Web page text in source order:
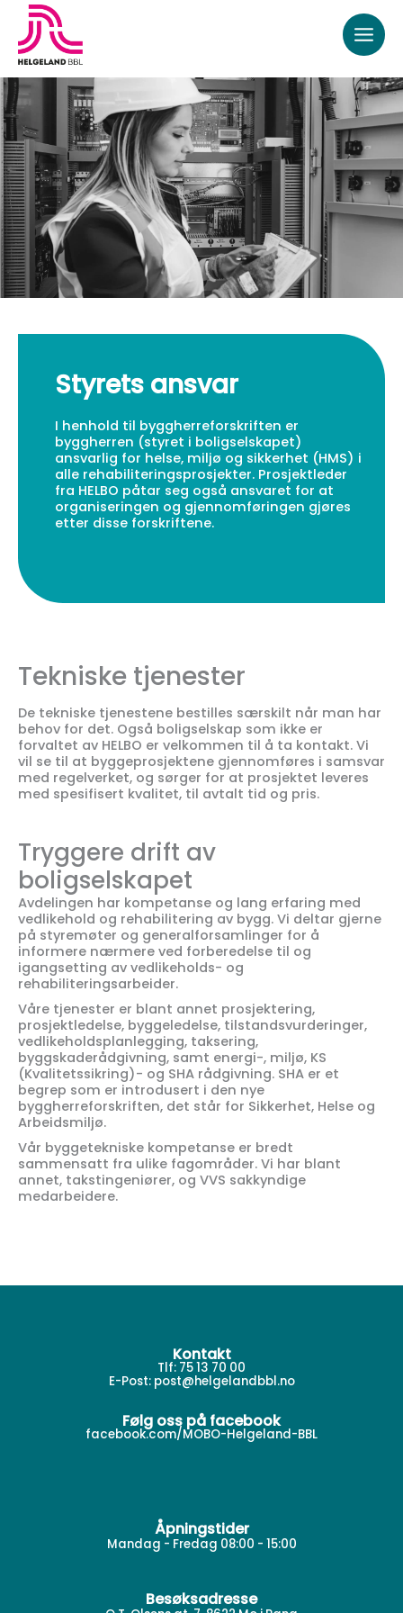
innholdet
Styrets ansvar
I henhold til byggherreforskriften er
byggherren (styret i boligselskapet)
ansvarlig for helse, miljø og sikkerhet (HMS) i
alle rehabiliteringsprosjekter. Prosjektleder
fra HELBO påtar seg også ansvaret for at
organiseringen og gjennomføringen gjøres
etter disse forskriftene.
Tekniske tjenester
De tekniske tjenestene bestilles særskilt når man har
behov for det. Også boligselskap som ikke er
forvaltet av HELBO er velkommen til å ta kontakt. Vi
vil se til at byggeprosjektene gjennomføres i samsvar
med regelverket, og sørger for at prosjektet leveres
med spesifisert kvalitet, til avtalt tid og pris.
Tryggere drift av
boligselskapet
Avdelingen har kompetanse og lang erfaring med
vedlikehold og rehabilitering av bygg. Vi deltar gjerne
på styremøter og generalforsamlinger for å
informere nærmere ved forberedelse til og
igangsetting av vedlikeholds- og
rehabiliteringsarbeider.
Våre tjenester er blant annet prosjektering,
prosjektledelse, byggeledelse, tilstandsvurderinger,
vedlikeholdsplanlegging, taksering,
byggskaderådgivning, samt energi-, miljø, KS
(Kvalitetssikring)- og SHA rådgivning. SHA er et
begrep som er introdusert i den nye
byggherreforskriften, det står for Sikkerhet, Helse og
Arbeidsmiljø.
Vår byggetekniske kompetanse er bredt
sammensatt fra ulike fagområder. Vi har blant
annet, takstingeniører, og VVS sakkyndige
medarbeidere.
Kontakt
Tlf: 75 13 70 00
E-Post: post@helgelandbbl.no
Følg oss på facebook
facebook.com/MOBO-Helgeland-BBL
Åpningstider
Mandag - Fredag 08:00 - 15:00
Besøksadresse